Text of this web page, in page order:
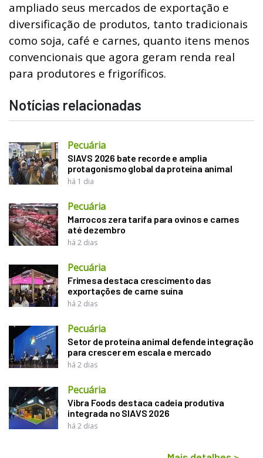
ampliado seus mercados de exportação e
diversificação de produtos, tanto tradicionais
como soja, café e carnes, quanto itens menos
convencionais que agora geram renda real
para produtores e frigoríficos.
Notícias relacionadas
Pecuária
SIAVS 2026 bate recorde e amplia
protagonismo global da proteína animal
há 1 dia
Pecuária
Marrocos zera tarifa para ovinos e carnes
até dezembro
há 2 dias
Pecuária
Frimesa destaca crescimento das
exportações de carne suína
há 2 dias
Pecuária
Setor de proteína animal defende integração
para crescer em escala e mercado
há 2 dias
Pecuária
Vibra Foods destaca cadeia produtiva
integrada no SIAVS 2026
há 2 dias